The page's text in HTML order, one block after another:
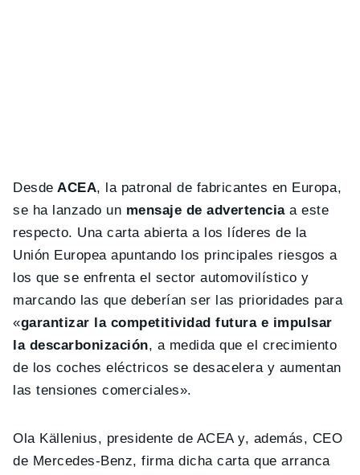
Desde ACEA, la patronal de fabricantes en Europa,
se ha lanzado un mensaje de advertenciaa este
respecto. Una carta abierta a los líderes de la
Unión Europea apuntando los principales riesgos a
los que se enfrenta el sector automovilístico y
marcando las que deberían ser las prioridades para
«garantizar la competitividad futura e impulsar
la descarbonización, a medida que el crecimiento
de los coches eléctricos se desacelera y aumentan
las tensiones comerciales».
Ola Källenius, presidente de ACEA y, además, CEO
de Mercedes-Benz, firma dicha carta que arranca